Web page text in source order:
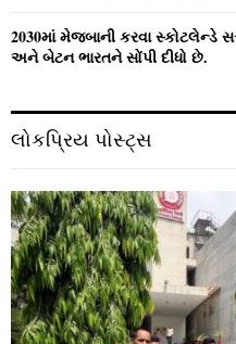
2030માં મેજબાની કરવા સ્કોટલેન્ડે
અને બેટન ભારતને સોંપી દીધો છે.
લોકપ્રિય પોસ્ટ્સ